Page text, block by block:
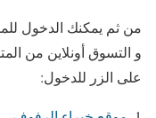
من ثم يمكنك الدخول
و التسوق أونلاين من
على الزر للدخول: